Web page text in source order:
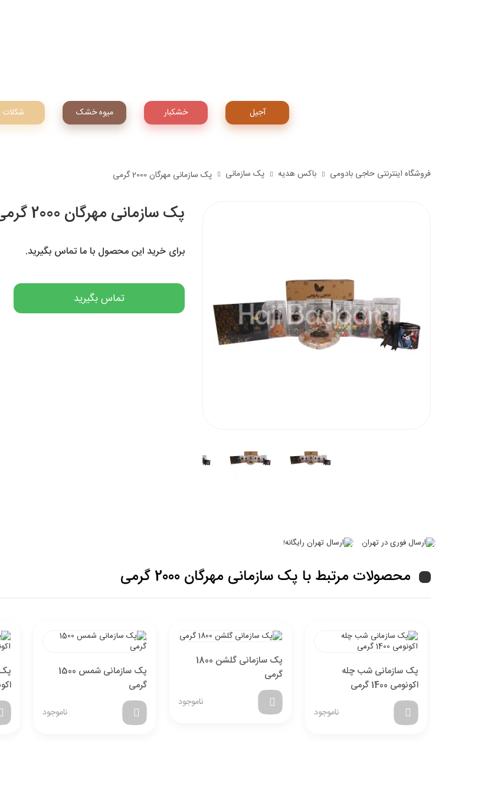
آجیل خشکبار میوه‌ خشک شکلات
فروشگاه اینترنتی حاجی بادومی باکس هدیه پک سازمانی پک سازمانی مهرگان 2000 گرمی
پک سازمانی مهرگان 2000 گرمی
برای خرید این محصول با ما تماس بگیرید.
تماس بگیرید
محصولات مرتبط با پک سازمانی مهرگان 2000 گرمی
پک سازمانی شب چله
اکونومی 1400 گرمی
ناموجود
پک سازمانی گلشن 1800
گرمی
ناموجود
پک سازمانی شمس 1500
گرمی
ناموجود